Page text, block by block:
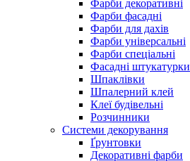
Фарби декоративні
Фарби фасадні
Фарби для дахів
Фарби універсальні
Фарби спеціальні
Фасадні штукатурки
Шпаклівки
Шпалерний клей
Клеї будівельні
Розчинники
Системи декорування
Ґрунтовки
Декоративні фарби